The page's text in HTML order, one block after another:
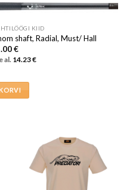
KIID
shaft, Radial, Must/ Hall
€
al. 14.23€